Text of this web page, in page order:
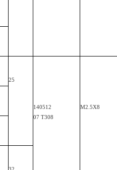
25
140512
07 T308
M2.5X8